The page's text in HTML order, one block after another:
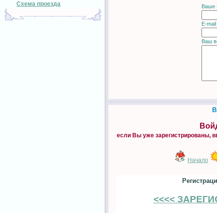
Схема проезда
Ваше
E-
Ваш
если Вы уже зарегистрированы,
Начало
<<<<